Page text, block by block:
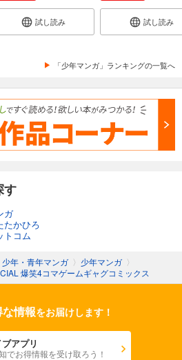
試し読み 試し読み
「少年マンガ」ランキングの一覧へ
す
ガ
たかひろ
トコム
少年・青年マンガ 〉 少年マンガ 〉
爆笑4コマゲームギャグコミックス
情報をお届けします！
アプリ
でお得情報を受け取ろう！